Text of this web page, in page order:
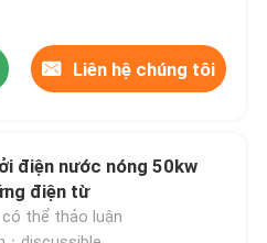
Liên hệ chúng tôi
điện nước nóng 50kw
điện từ
có thể thảo luận